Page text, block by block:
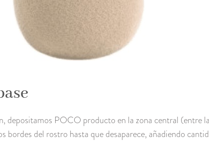
depositamos POCO producto en la zona central (entre
bordes del rostro hasta que desaparece, añadiendo